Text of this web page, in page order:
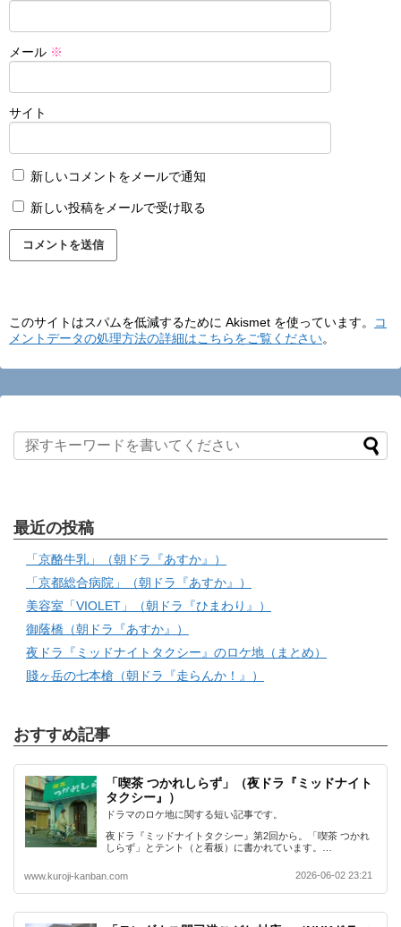
メール ※
サイト
新しいコメントをメールで通知
新しい投稿をメールで受け取る
このサイトはスパムを低減するために Akismet を使っています。
コ
メントデータの処理方法の詳細はこちらをご覧ください。
最近の投稿
「京酪牛乳」（朝ドラ『あすか』）
「京都総合病院」（朝ドラ『あすか』）
美容室「VIOLET」（朝ドラ『ひまわり』）
御蔭橋（朝ドラ『あすか』）
夜ドラ『ミッドナイトタクシー』のロケ地（まとめ）
賤ヶ岳の七本槍（朝ドラ『走らんか！』）
おすすめ記事
「喫茶 つかれしらず」（夜ドラ『ミッドナイト
タクシー』）
ドラマのロケ地に関する短い記事です。
夜ドラ『ミッドナイトタクシー』第2回から。「喫茶 つかれ
しらず」とテント（と看板）に書かれています。…
www.kuroji-kanban.com 2026-06-02 23:21